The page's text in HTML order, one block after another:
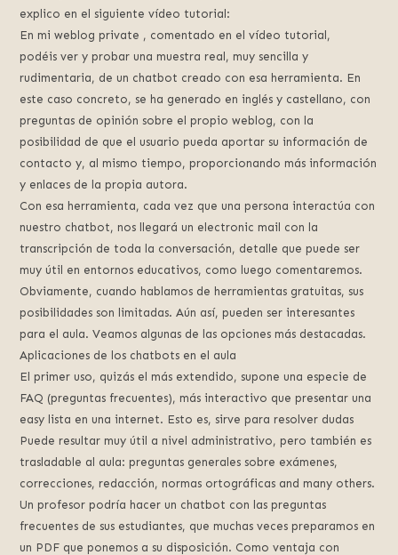
explico en el siguiente vídeo tutorial:
En mi weblog private , comentado en el vídeo tutorial,
podéis ver y probar una muestra real, muy sencilla y
rudimentaria, de un chatbot creado con esa herramienta. En
este caso concreto, se ha generado en inglés y castellano, con
preguntas de opinión sobre el propio weblog, con la
posibilidad de que el usuario pueda aportar su información de
contacto y, al mismo tiempo, proporcionando más información
y enlaces de la propia autora.
Con esa herramienta, cada vez que una persona interactúa con
nuestro chatbot, nos llegará un electronic mail con la
transcripción de toda la conversación, detalle que puede ser
muy útil en entornos educativos, como luego comentaremos.
Obviamente, cuando hablamos de herramientas gratuitas, sus
posibilidades son limitadas. Aún así, pueden ser interesantes
para el aula. Veamos algunas de las opciones más destacadas.
Aplicaciones de los chatbots en el aula
El primer uso, quizás el más extendido, supone una especie de
FAQ (preguntas frecuentes), más interactivo que presentar una
easy lista en una internet. Esto es, sirve para resolver dudas
Puede resultar muy útil a nivel administrativo, pero también es
trasladable al aula: preguntas generales sobre exámenes,
correcciones, redacción, normas ortográficas and many others.
Un profesor podría hacer un chatbot con las preguntas
frecuentes de sus estudiantes, que muchas veces preparamos en
un PDF que ponemos a su disposición. Como ventaja con